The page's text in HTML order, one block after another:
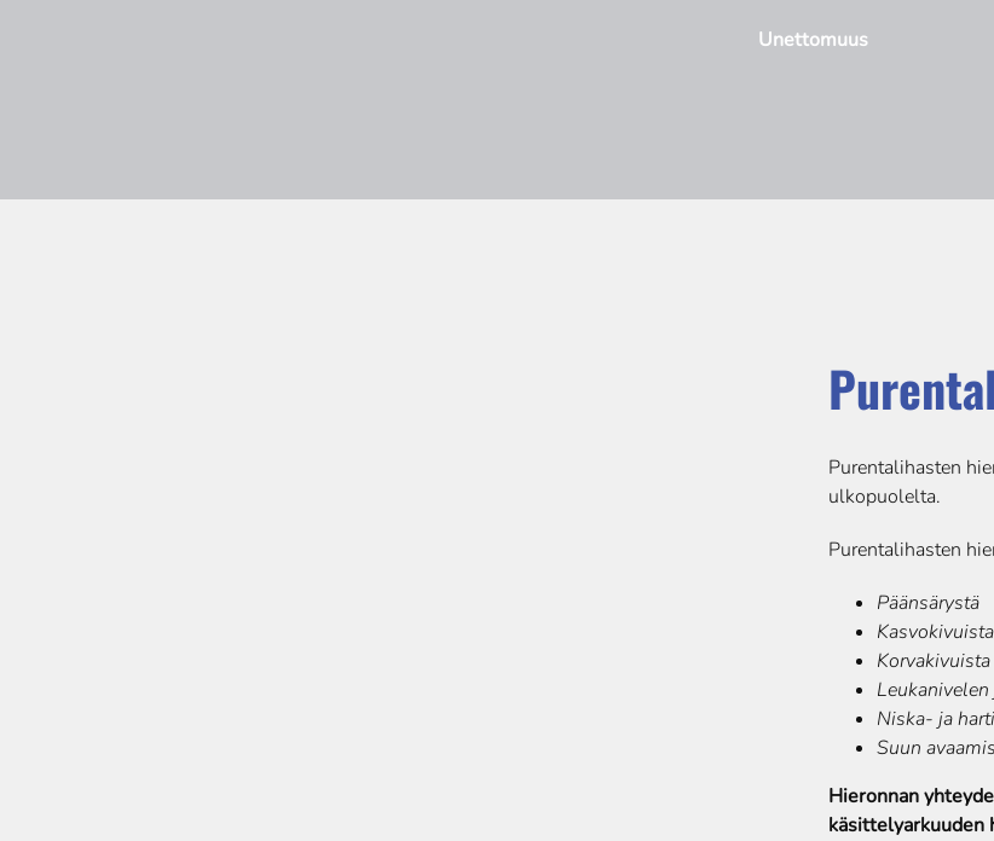
Unettomuus
Purentalihasten
ulkopuolelta.
Purentalihasten
Päänsärystä
Kasvokivuista
Niska- ja
Suun
Hieronnan
käsittelyarkuuden